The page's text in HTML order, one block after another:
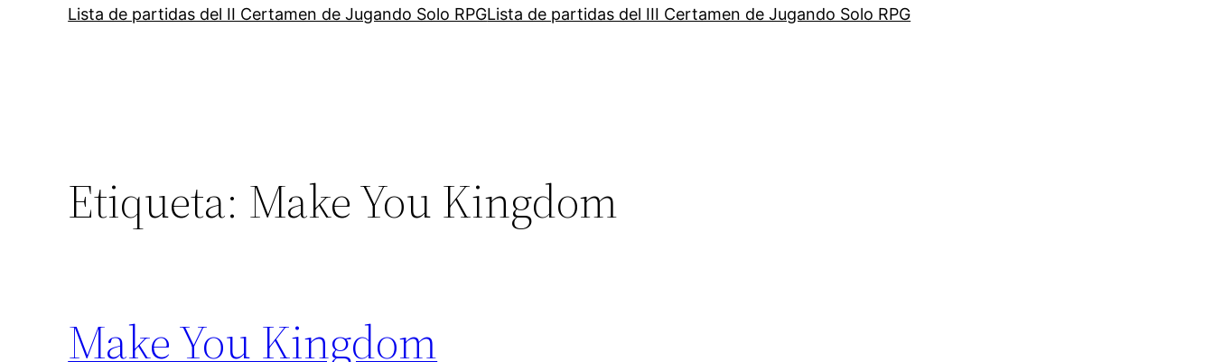
Lista de partidas del II Certamen de Jugando Solo RPGLista de partidas del III Certamen de Jugando Solo RPG
Etiqueta: Make You Kingdom
Make You Kingdom